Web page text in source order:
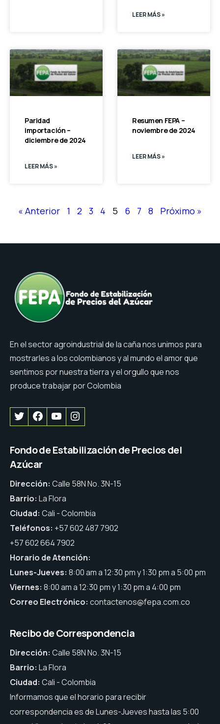
LEER MÁS »
Paridad
importación –
diciembre de 2024
LEER MÁS »
Resumen FEPA –
noviembre de 2024
LEER MÁS »
« Anterior 1 2 3 4 5 6 7 8 Próximo »
En el sector agroindustrial de la caña nos unimos para
mostrarles a los colombianos y al mundo el amor que
sentimos por nuestra tierra y el orgullo que nos
produce trabajar por Colombia
Fondo de Estabilización de Precios del
Azúcar
Dirección: Calle 58N No. 3N-15
Barrio: La Flora
Ciudad: Cali - Colombia
Teléfonos: +57 602 487 7902
+57 602 664 7902
Horario de Atención:
Lunes-Jueves: 8:00 am a 12:30 pm y 1:30 pm a 5:00 pm
Viernes: 8:00 am a 12:30 pm y 1:30 pm a 4:00 pm
Correo Electrónico: contactenos@fepa.com.co
Recibo de Correspondencia
Dirección: Calle 58N No. 3N-15
Barrio: La Flora
Ciudad: Cali - Colombia
Informamos que el horario para recibir
correspondencia es de Lunes-Jueves hasta las 5:00